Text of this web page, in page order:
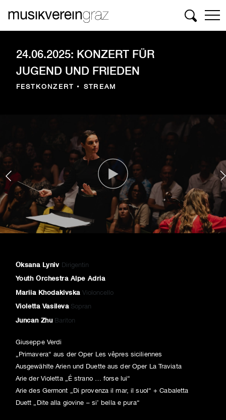
Suchen
24.06.2025: KONZERT FÜR
JUGEND UND FRIEDEN
FESTKONZERT • STREAM
Oksana Lyniv Dirigentin
Youth Orchestra Alpe Adria
Mariia Khodakivska Violoncello
Violetta Vasileva Sopran
Juncan Zhu Bariton
Giuseppe Verdi
„Primavera“ aus der Oper Les vêpres siciliennes
Ausgewählte Arien und Duette aus der Oper La Traviata
Arie der Violetta „É strano … forse lui“
Arie des Germont „Di provenza il mar, il suol“ + Cabaletta
Duett „Dite alla giovine – si’ bella e pura“